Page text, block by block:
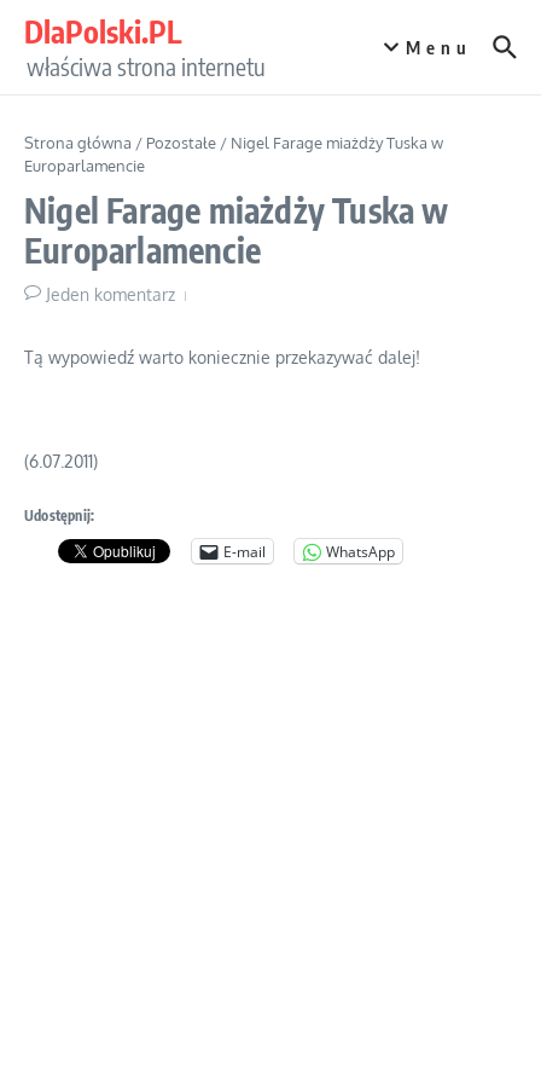
DlaPolski.PL
właściwa strona internetu
Menu
Strona główna / Pozostałe / Nigel Farage miażdży Tuska w
Europarlamencie
Nigel Farage miażdży Tuska w
Europarlamencie
Jeden komentarz
Tą wypowiedź warto koniecznie przekazywać dalej!
(6.07.2011)
Udostępnij:
E-mail WhatsApp